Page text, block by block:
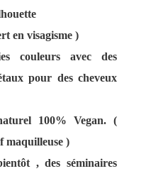
en visagisme )
couleurs avec des
pour des cheveux
100% Vegan. (
maquilleuse )
, des séminaires